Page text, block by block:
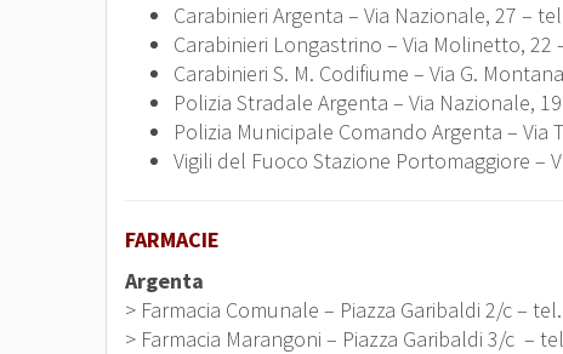
Carabinieri Argenta – Via Nazionale, 27 –
Carabinieri Longastrino – Via Molinetto, 22
Carabinieri S. M. Codifiume – Via G.
Polizia Stradale Argenta – Via Nazionale,
Polizia Municipale Comando Argenta – Via
Vigili del Fuoco Stazione Portomaggiore –
FARMACIE
Argenta
> Farmacia Comunale – Piazza Garibaldi 2/c –
> Farmacia Marangoni – Piazza Garibaldi 3/c –